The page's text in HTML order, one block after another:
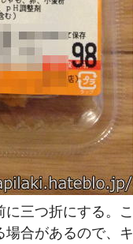
三つ折にする。こ
合があるので、キ